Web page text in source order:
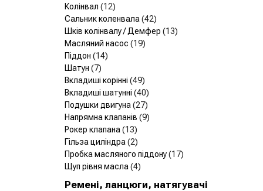
Колінвал (12)
Сальник коленвала (42)
Шків колінвалу / Демфер (13)
Масляний насос (19)
Піддон (14)
Шатун (7)
Вкладиші корінні (49)
Вкладиші шатунні (40)
Подушки двигуна (27)
Напрямна клапанів (9)
Рокер клапана (13)
Гільза циліндра (2)
Пробка масляного піддону(17)
Щуп рівня масла (4)
Ремені, ланцюги, натягувачі